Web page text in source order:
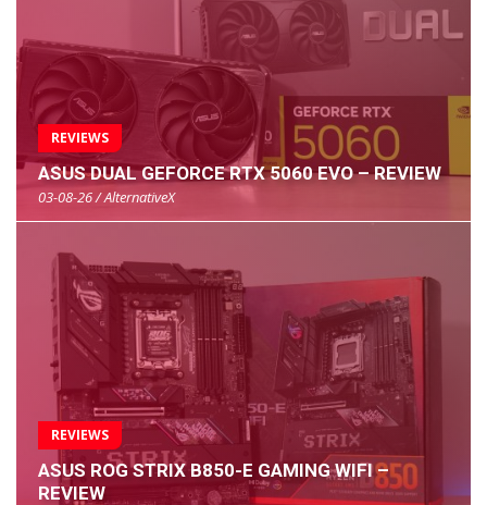
REVIEWS
ASUS DUAL GEFORCE RTX 5060 EVO – REVIEW
03-08-26 / AlternativeX
REVIEWS
ASUS ROG STRIX B850-E GAMING WIFI –
REVIEW